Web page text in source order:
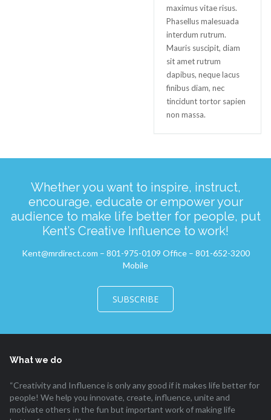
maximus vitae risus.
Phasellus malesuada
interdum rutrum.
Mauris suscipit, diam
sit amet rutrum
dapibus, neque lacus
finibus diam, nec
tincidunt tortor sapien
non massa.
Whether you want to inspire, instruct,
encourage, educate or empower your
audience to make life better for people, put
Kent’s Creative Influence to work!
Kent@mrdirect.com – 801-975-0109 Office – 801-652-3200
Mobile
SUBSCRIBE
What we do
“Creativity and Influence is only any good if it makes life better for
people! We help you innovate, create, influence, unite and
motivate others in the fun but important work of making life